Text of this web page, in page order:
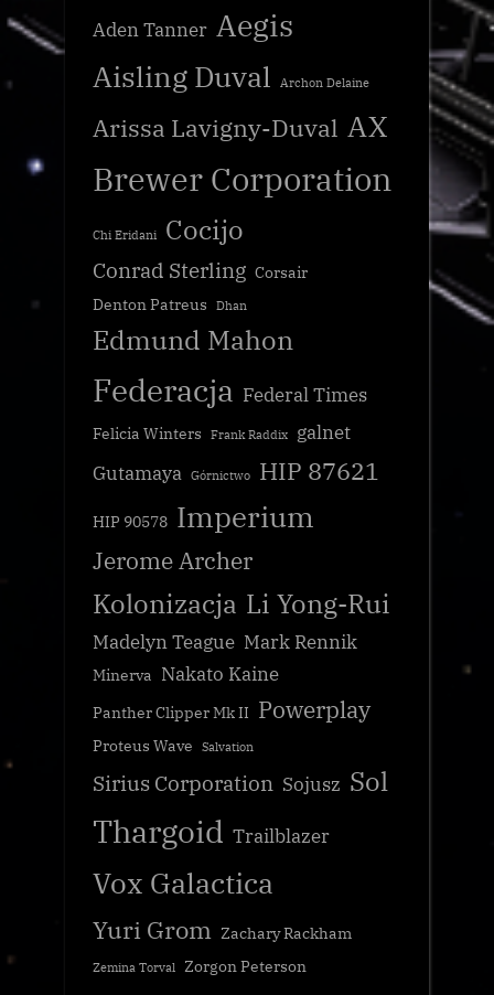
Aden Tanner Aegis
Aisling Duval Archon Delaine
Arissa Lavigny-Duval AX
Brewer Corporation
Chi Eridani Cocijo
Conrad Sterling Corsair
Denton Patreus
Dhan
Edmund Mahon
Federacja Federal Times
Felicia Winters Frank Raddix
galnet
Gutamaya Górnictwo HIP 87621
HIP 90578 Imperium
Jerome Archer
Kolonizacja Li Yong-Rui
Madelyn Teague Mark Rennik
Minerva Nakato Kaine
Panther Clipper Mk II Powerplay
Proteus Wave Salvation
Sirius Corporation Sojusz Sol
Thargoid Trailblazer
Vox Galactica
Yuri Grom Zachary Rackham
Zemina Torval Zorgon Peterson